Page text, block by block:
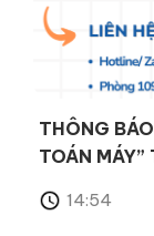
THÔNG
TOÁN
14:54